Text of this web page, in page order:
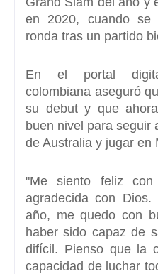
en 2020, cuandose
ronda tras un partido
En el portal
colombiana aseguró
su debut y que
buen nivel para seguir
de Australia y jugar en
"Me siento feliz
agradecida con
año, me quedo con
haber sido capaz de
difícil. Pienso que la
capacidad de luchar